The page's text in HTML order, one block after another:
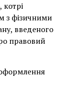
котрі
з фізичними
введеного
правовий